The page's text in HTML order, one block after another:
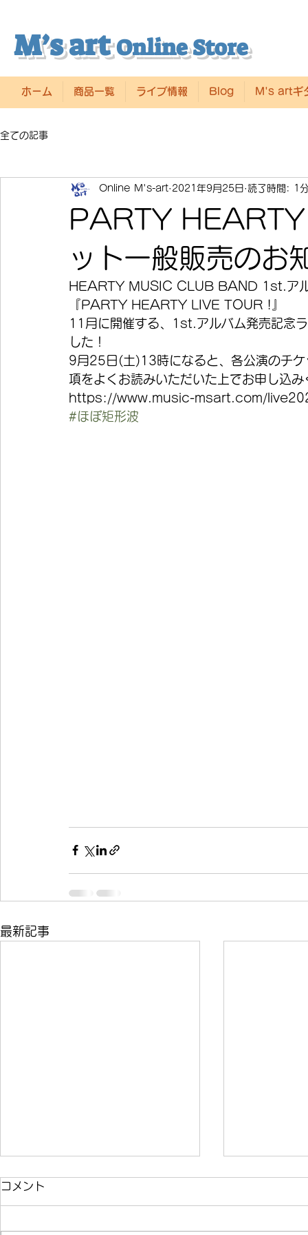
M’s artOnline Store
ホーム 商品一覧 ライブ情報 Blog M's artギ
全ての記事
PARTY
ット一般販売のお
Online M's-art 2021年9月25日 読了時間: 1
HEARTY MUSIC CLUB BAND 1st.ア
『PARTY HEARTY LIVE TOUR !』
11月に開催する、1st.アルバム発売記念
した！
9月25日(土)13時になると、各公演のチ
項をよくお読みいただいた上でお申し込み
https://www.music-msart.com/
#ほぼ矩形波
最新記事
コメント